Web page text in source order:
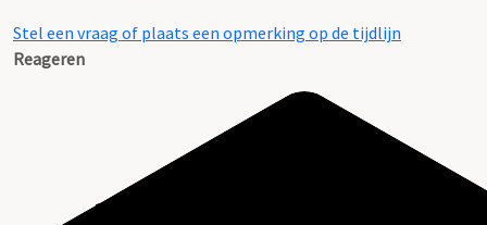
Stel een vraag of plaats een opmerking op de tijdlijn
Reageren